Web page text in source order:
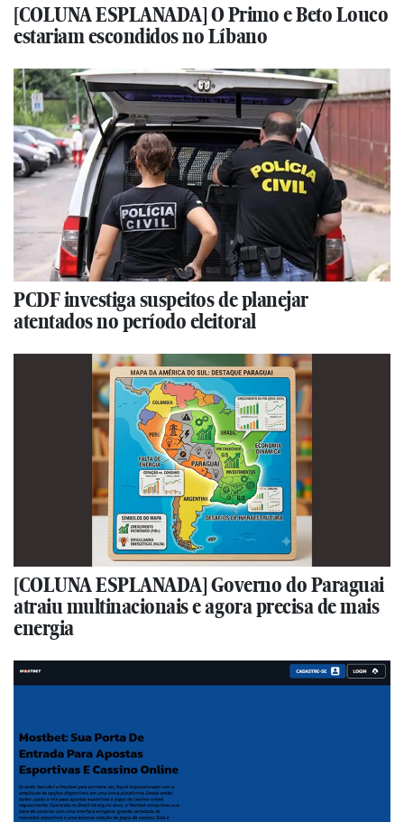
[COLUNA ESPLANADA] O Primo e Beto Louco
estariam escondidos no Líbano
PCDF investiga suspeitos de planejar
atentados no período eleitoral
[COLUNA ESPLANADA] Governo do Paraguai
atraiu multinacionais e agora precisa de mais
energia